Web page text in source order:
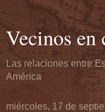
Vecinos
Las relaciones entre
América
miércoles, 17 de